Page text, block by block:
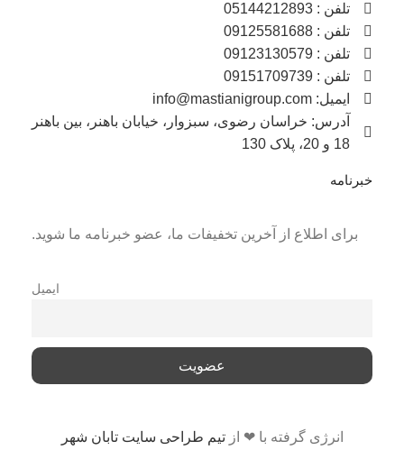
تلفن : 05144212893
تلفن : 09125581688
تلفن : 09123130579
تلفن : 09151709739
ایمیل: info@mastianigroup.com
آدرس: خراسان رضوی، سبزوار، خیابان باهنر، بین باهنر
18 و 20، پلاک 130
خبرنامه
برای اطلاع از آخرین تخفیفات ما، عضو خبرنامه ما شوید.
ایمیل
انرژی گرفته با ❤ ازتیم طراحی سایت تابان شهر